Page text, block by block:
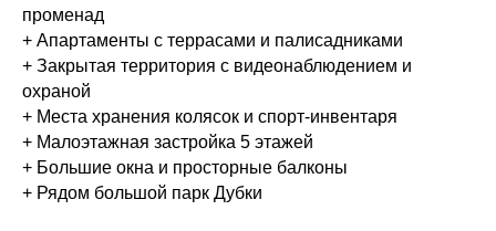
променад
+ Апартаменты с террасами и палисадниками
+ Закрытая территория с видеонаблюдением и
охраной
+ Места хранения колясок и спорт-инвентаря
+ Малоэтажная застройка 5 этажей
+ Большие окна и просторные балконы
+ Рядом большой парк Дубки